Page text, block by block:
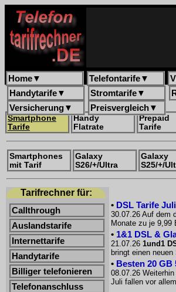
Home▼ Telefontarife▼
Handytarife▼ Stromtarife▼
Versicherung▼ Preisvergleich▼
Smartphone
Tarife
Handy
Flatrate
Prepaid
Tarife
Smartphones
mit Tarif
Galaxy
S26/+/Ultra
Galaxy
S25/+/
Tarifrechner für:
Callthrough
Auslandstarife
Internettarife
Handytarife
Billiger telefonieren
Telefonanschluss
• DSL Tarife
30.07.26 Auf dem
Monate zu je
• 1&1 DSL &
21.07.26 1und1
bringt einen
• Besten 20 GB
08.07.26
Juli fallen vor